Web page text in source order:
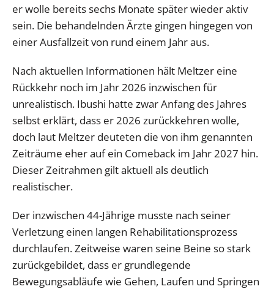
er wolle bereits sechs Monate später wieder aktiv
sein. Die behandelnden Ärzte gingen hingegen von
einer Ausfallzeit von rund einem Jahr aus.
Nach aktuellen Informationen hält Meltzer eine
Rückkehr noch im Jahr 2026 inzwischen für
unrealistisch. Ibushi hatte zwar Anfang des Jahres
selbst erklärt, dass er 2026 zurückkehren wolle,
doch laut Meltzer deuteten die von ihm genannten
Zeiträume eher auf ein Comeback im Jahr 2027 hin.
Dieser Zeitrahmen gilt aktuell als deutlich
realistischer.
Der inzwischen 44-Jährige musste nach seiner
Verletzung einen langen Rehabilitationsprozess
durchlaufen. Zeitweise waren seine Beine so stark
zurückgebildet, dass er grundlegende
Bewegungsabläufe wie Gehen, Laufen und Springen